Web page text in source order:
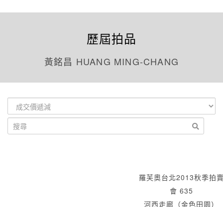
歷屆拍品
黃銘昌 HUANG MING-CHANG
羅芙奧台北2013秋季拍
會 635
河西走廊（金色田園）